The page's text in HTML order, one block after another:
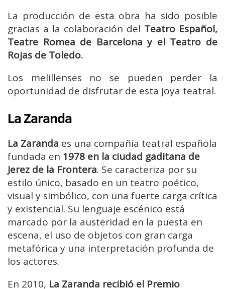
La producción de esta obra ha sido posible
gracias a la colaboración del Teatro Español,
Teatre Romea de Barcelona y el Teatro de
Rojas de Toledo.
Los melillenses no se pueden perder la
oportunidad de disfrutar de esta joya teatral.
La Zaranda
La Zaranda es una compañía teatral española
fundada en 1978 en la ciudad gaditana de
Jerez de la Frontera. Se caracteriza por su
estilo único, basado en un teatro poético,
visual y simbólico, con una fuerte carga crítica
y existencial. Su lenguaje escénico está
marcado por la austeridad en la puesta en
escena, el uso de objetos con gran carga
metafórica y una interpretación profunda de
los actores.
En 2010, La Zaranda recibió el Premio